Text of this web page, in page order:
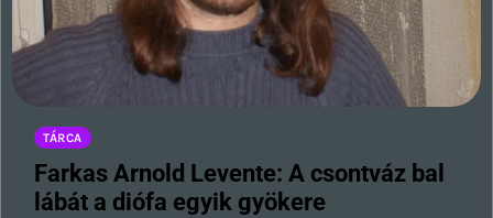
TÁRCA
Farkas Arnold Levente: A csontváz bal
lábát a diófa egyik gyökere